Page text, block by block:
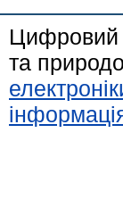
Цифровий
та